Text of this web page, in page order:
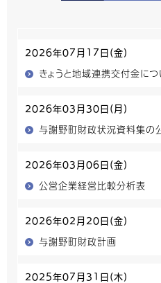
2026年07月17日(金)
きょうと地域連携交付金に
2026年03月30日(月)
与謝野町財政状況資料集の
2026年03月06日(金)
公営企業経営比較分析表
2026年02月20日(金)
与謝野町財政計画
2025年07月31日(木)